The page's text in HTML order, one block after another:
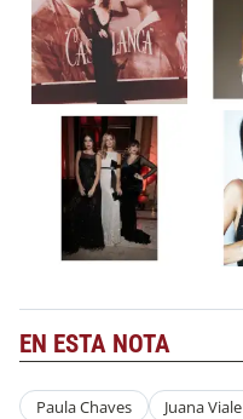
EN ESTA NOTA
Paula Chaves Juana Viale